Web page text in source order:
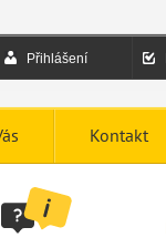
Přihlášení
Kontakt